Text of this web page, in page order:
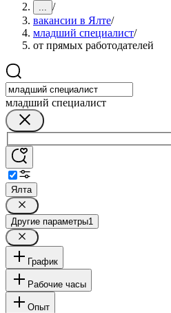
... /
вакансии в Ялте/
младший специалист/
от прямых работодателей
младший специалист
Ялта
Другие параметры1
График
Рабочие часы
Опыт